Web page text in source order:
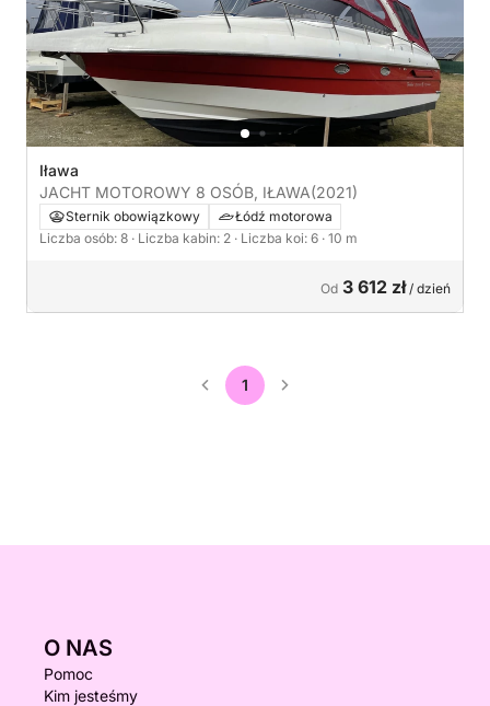
Iława
JACHT MOTOROWY 8 OSÓB, IŁAWA(2021)
Sternik obowiązkowy
Łódź motorowa
Liczba osób: 8 · Liczba kabin: 2 · Liczba koi: 6 · 10 m
Od 3 612 zł/ dzień
1
O NAS
Pomoc
Kim jesteśmy